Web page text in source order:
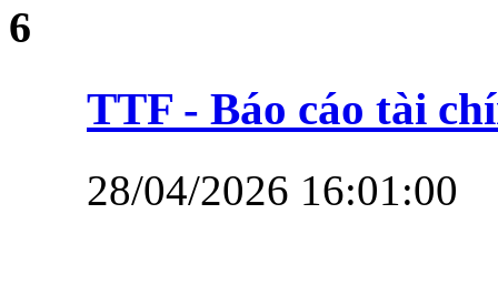
6
TTF - Báo cáo tài
28/04/2026 16:01:00